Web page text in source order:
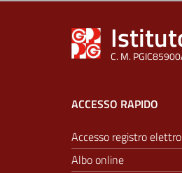
C. M.
ACCESSO RAPIDO
Accesso registro
Albo online